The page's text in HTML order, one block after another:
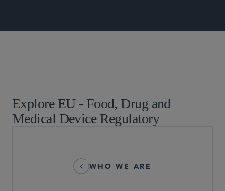
Explore EU - Food, Drug and
Medical Device Regulatory
WHO WE ARE